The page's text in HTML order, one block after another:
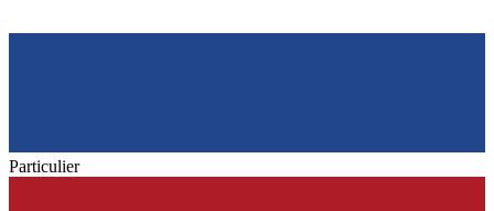
Particulier